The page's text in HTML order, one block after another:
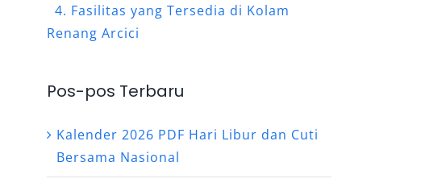
Fasilitas yang Tersedia di Kolam
Renang Arcici
Pos-pos Terbaru
Kalender 2026 PDF Hari Libur dan Cuti
Bersama Nasional